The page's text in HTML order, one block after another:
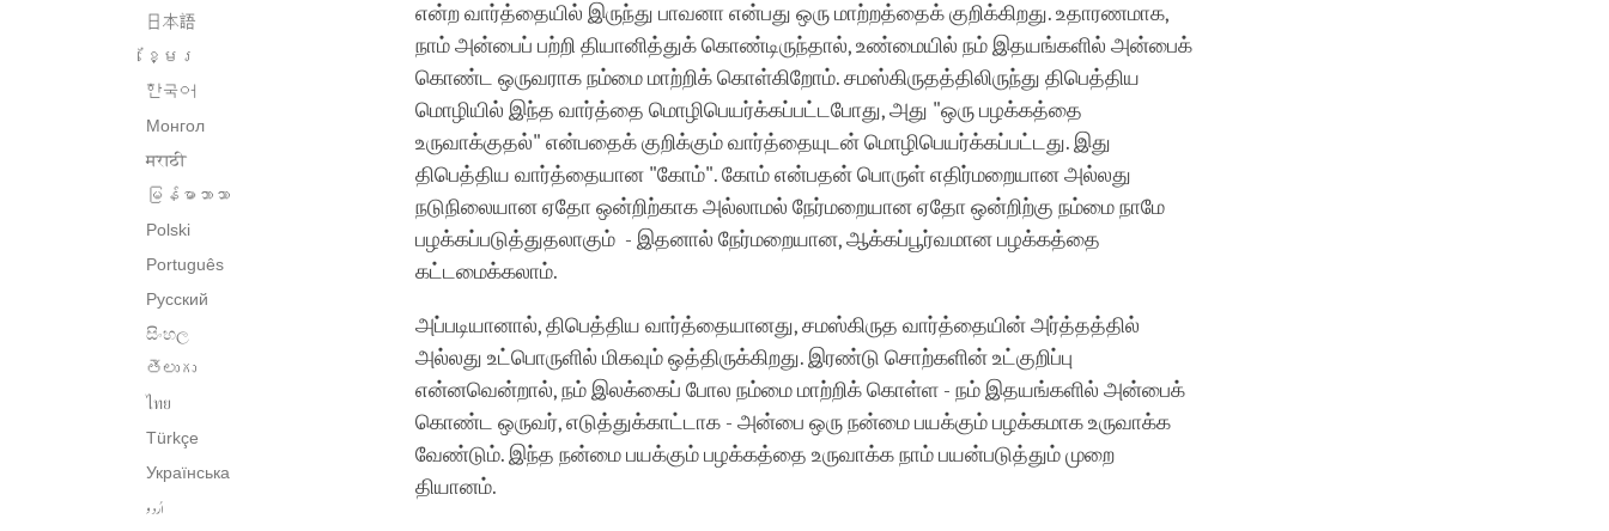
日本語
ខ្មែរ
한국어
Монгол
मराठी
မြန်မာဘာသာ
Polski
Português
Русский
සිංහල
తెలుగు
ไทย
Türkçe
Українська
اُردو
என்ற வார்த்தையில் இருந்து பாவனா என்பது ஒரு மாற்றத்தைக் குறிக்கிறது. உதாரணமாக,
நாம் அன்பைப் பற்றி தியானித்துக் கொண்டிருந்தால், உண்மையில் நம் இதயங்களில் அன்பைக்
கொண்ட ஒருவராக நம்மை மாற்றிக் கொள்கிறோம். சமஸ்கிருதத்திலிருந்து திபெத்திய
மொழியில் இந்த வார்த்தை மொழிபெயர்க்கப்பட்டபோது, அது "ஒரு பழக்கத்தை
உருவாக்குதல்" என்பதைக் குறிக்கும் வார்த்தையுடன் மொழிபெயர்க்கப்பட்டது. இது
திபெத்திய வார்த்தையான "கோம்". கோம் என்பதன் பொருள் எதிர்மறையான அல்லது
நடுநிலையான ஏதோ ஒன்றிற்காக அல்லாமல் நேர்மறையான ஏதோ ஒன்றிற்கு நம்மை நாமே
பழக்கப்படுத்துதலாகும் - இதனால் நேர்மறையான, ஆக்கப்பூர்வமான பழக்கத்தை
கட்டமைக்கலாம்.
அப்படியானால், திபெத்திய வார்த்தையானது, சமஸ்கிருத வார்த்தையின் அர்த்தத்தில்
அல்லது உட்பொருளில் மிகவும் ஒத்திருக்கிறது. இரண்டு சொற்களின் உட்குறிப்பு
என்னவென்றால், நம் இலக்கைப் போல நம்மை மாற்றிக் கொள்ள - நம் இதயங்களில் அன்பைக்
கொண்ட ஒருவர், எடுத்துக்காட்டாக - அன்பை ஒரு நன்மை பயக்கும் பழக்கமாக உருவாக்க
வேண்டும். இந்த நன்மை பயக்கும் பழக்கத்தை உருவாக்க நாம் பயன்படுத்தும் முறை
தியானம்.